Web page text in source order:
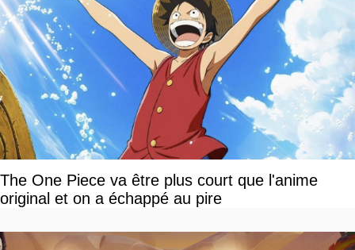
The One Piece va être plus court que l'anime
original et on a échappé au pire